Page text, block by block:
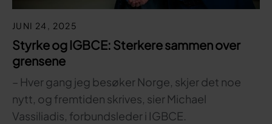
JUNI 24, 2025
Styrke og IGBCE: Sterkere sammen over
grensene
– Hver gang jeg besøker Norge, skjer det noe
nytt, og fremtiden skrives, sier Michael
Vassiliadis, forbundsleder i IGBCE.